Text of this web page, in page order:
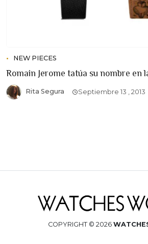
NEW PIECES
Romain Jerome tatúa su nombre en
Rita Segura Septiembre 13 , 2013
COPYRIGHT © 2026